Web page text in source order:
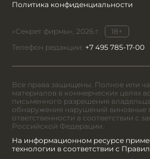
Политика конфиденциальности
«Секрет фирмы», 2026 г.
18+
Телефон редакции: +7 495 785-17-00
Все права защищены. Полное или
материалов в коммерческих целях
письменного разрешения
обнаружения нарушений виновные
ответственности в соответствии с
Российской Федерации.
На информационном ресурсе
технологии в соответствии с